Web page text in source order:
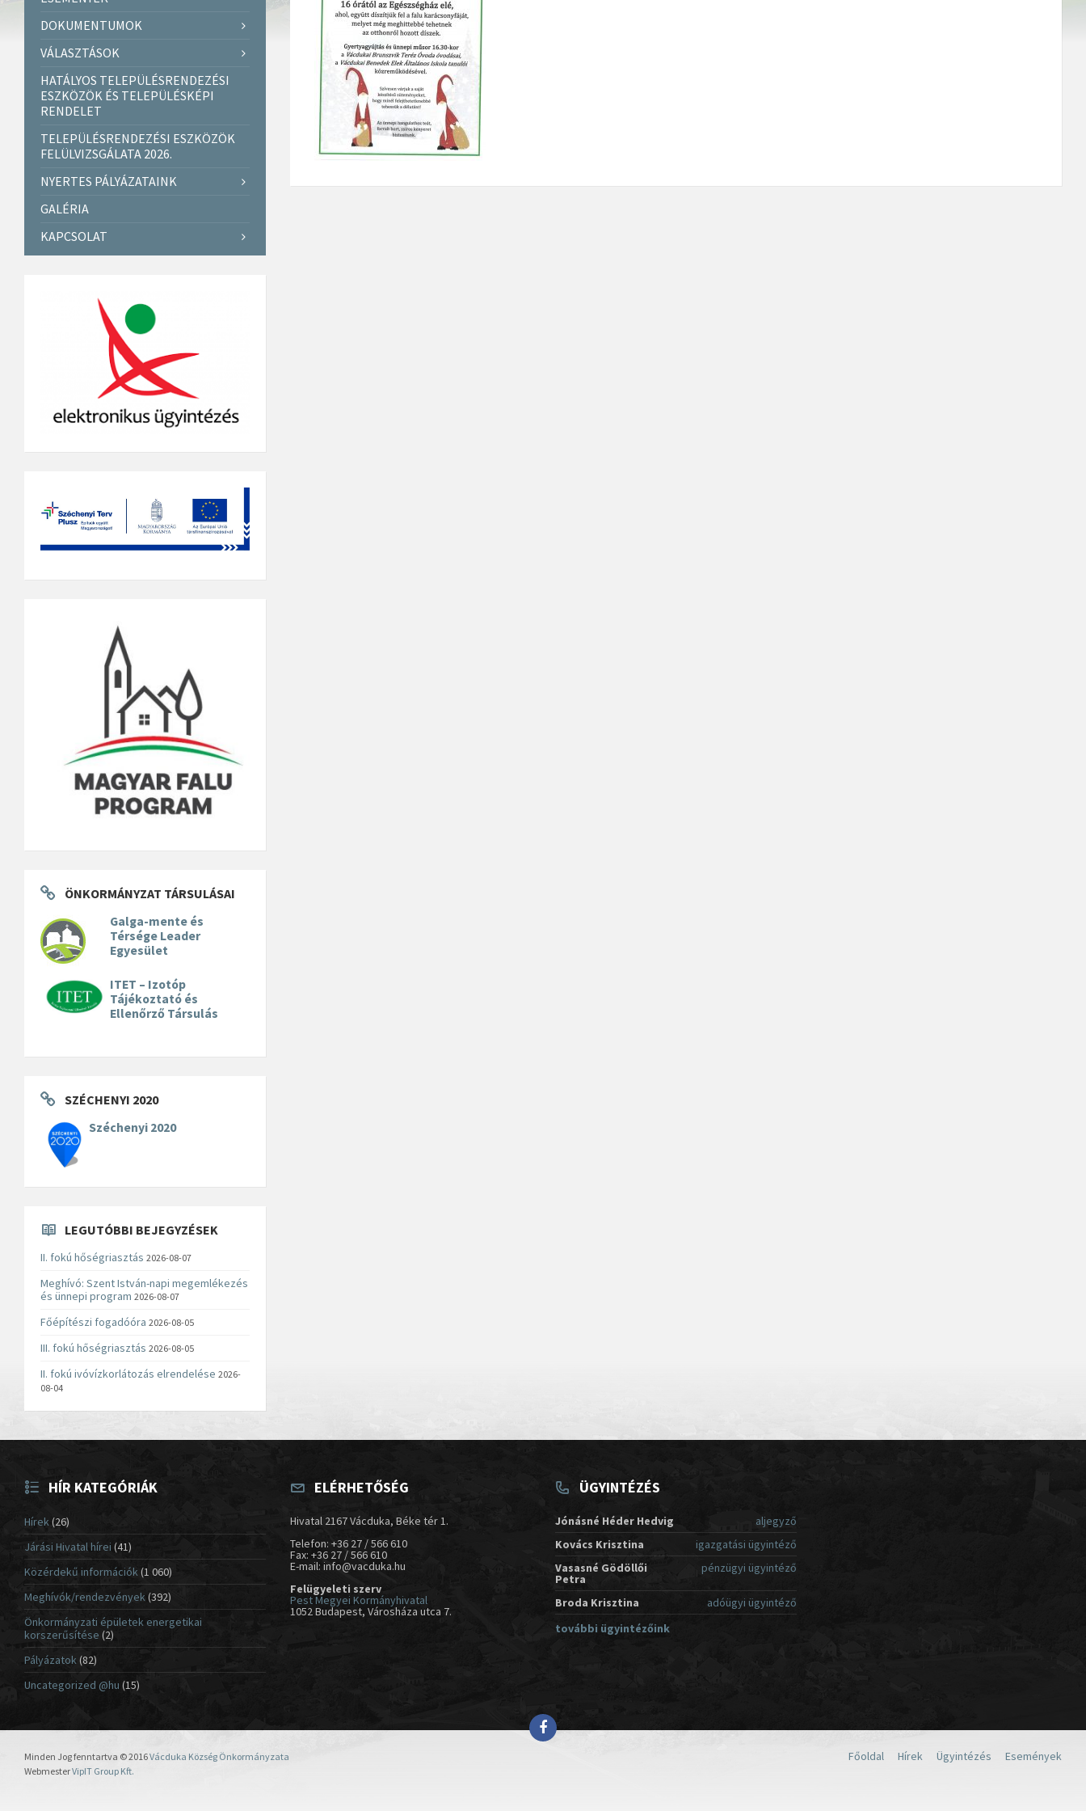
DOKUMENTUMOK
VÁLASZTÁSOK
HATÁLYOS TELEPÜLÉSRENDEZÉSI
ESZKÖZÖK ÉS TELEPÜLÉSKÉPI
RENDELET
TELEPÜLÉSRENDEZÉSI ESZKÖZÖK
FELÜLVIZSGÁLATA 2026.
NYERTES PÁLYÁZATAINK
GALÉRIA
KAPCSOLAT
ÖNKORMÁNYZAT TÁRSULÁSAI
Galga-mente és
Térsége Leader
Egyesület
ITET – Izotóp
Tájékoztató és
Ellenőrző Társulás
SZÉCHENYI 2020
Széchenyi 2020
LEGUTÓBBI BEJEGYZÉSEK
II. fokú hőségriasztás 2026-08-07
Meghívó: Szent István-napi megemlékezés
és ünnepi program 2026-08-07
Főépítészi fogadóóra 2026-08-05
III. fokú hőségriasztás 2026-08-05
II. fokú ivóvízkorlátozás elrendelése 2026-
08-04
HÍR KATEGÓRIÁK
Hírek (26)
Járási Hivatal hírei (41)
Közérdekű információk(1 060)
Meghívók/rendezvények(392)
Önkormányzati épületek energetikai
korszerűsítése (2)
Pályázatok(82)
Uncategorized @hu (15)
ELÉRHETŐSÉG
Hivatal 2167 Vácduka, Béke tér 1.
Telefon: +36 27 / 566 610
Fax: +36 27 / 566 610
E-mail: info@vacduka.hu
Felügyeleti szerv
Pest Megyei Kormányhivatal
1052 Budapest, Városháza utca 7.
ÜGYINTÉZÉS
Jónásné Héder Hedvig
aljegyző
Kovács Krisztina
igazgatási ügyintéző
Vasasné Gödöllői
Petra
pénzügyi ügyintéző
Broda Krisztina
adóügyi ügyintéző
további ügyintézőink
Főoldal Hírek Ügyintézés Események
Minden Jog fenntartva © 2016Vácduka Község Önkormányzata
WebmesterVipIT Group Kft.